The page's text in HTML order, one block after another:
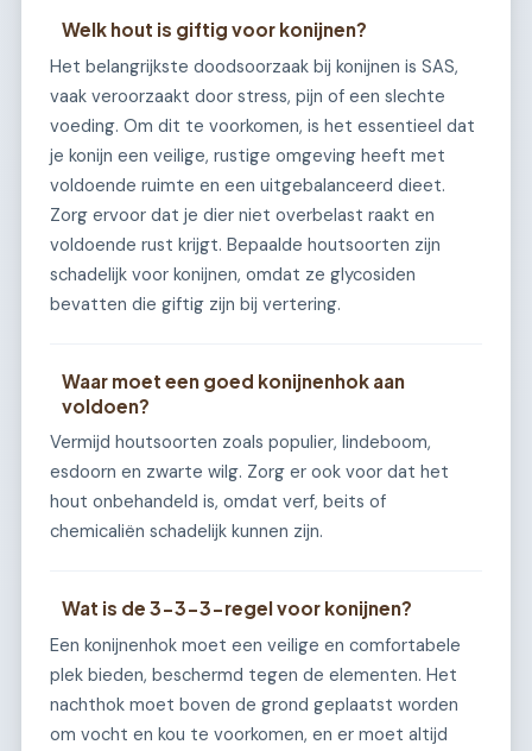
Welk hout is giftig voor konijnen?
Het belangrijkste doodsoorzaak bij konijnen is SAS,
vaak veroorzaakt door stress, pijn of een slechte
voeding. Om dit te voorkomen, is het essentieel dat
je konijn een veilige, rustige omgeving heeft met
voldoende ruimte en een uitgebalanceerd dieet.
Zorg ervoor dat je dier niet overbelast raakt en
voldoende rust krijgt. Bepaalde houtsoorten zijn
schadelijk voor konijnen, omdat ze glycosiden
bevatten die giftig zijn bij vertering.
Waar moet een goed konijnenhok aan
voldoen?
Vermijd houtsoorten zoals populier, lindeboom,
esdoorn en zwarte wilg. Zorg er ook voor dat het
hout onbehandeld is, omdat verf, beits of
chemicaliën schadelijk kunnen zijn.
Wat is de 3-3-3-regel voor konijnen?
Een konijnenhok moet een veilige en comfortabele
plek bieden, beschermd tegen de elementen. Het
nachthok moet boven de grond geplaatst worden
om vocht en kou te voorkomen, en er moet altijd